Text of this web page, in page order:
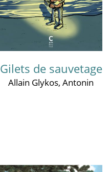
Gilets de sauvetage
Allain Glykos, Antonin